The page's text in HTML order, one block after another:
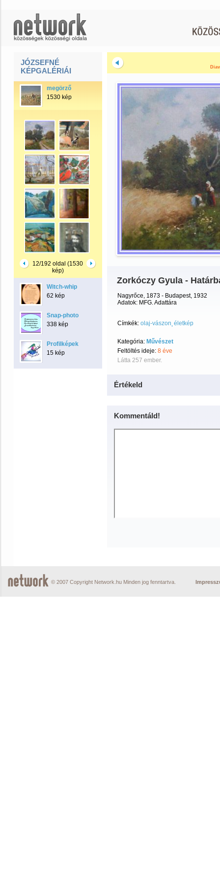
JÓZSEFNÉ
KÉPGALÉRIÁI
megörző
1530 kép
12/192 oldal (1530
kép)
Witch-whip
62 kép
Snap-photo
338 kép
Profilképek
15 kép
Zorkóczy Gyula -
Nagyrőce, 1873 - Budapest, 1932
Adatok: MFG. Adattára
Címkék: olaj-vászon életkép
Kategória: Művészet
Feltöltés ideje: 8 éve
Látta 257 ember.
Értékeld
Kommentáld!
© 2007 Copyright Network.hu Minden jog fenntartva.